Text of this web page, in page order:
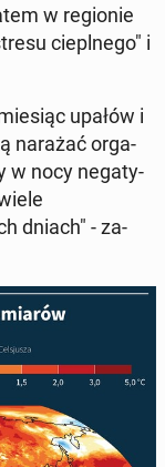
w re­gion­ie
cieplnego" i
upałów i
narażać or­ga­
w nocy negaty­
dniach" - za­